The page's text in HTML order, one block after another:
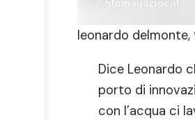
leonardo
Dice Leonardo
porto di
con l’acqua ci